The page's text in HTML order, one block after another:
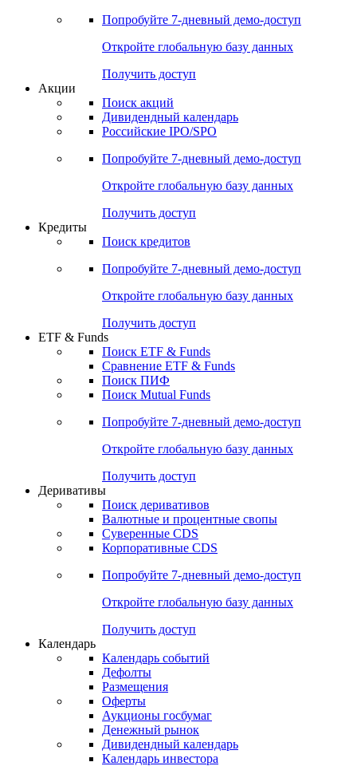
Попробуйте 7-дневный демо-доступ
Откройте глобальную базу данных
Получить доступ
Акции
Поиск акций
Дивидендный календарь
Российские IPO/SPO
Попробуйте 7-дневный демо-доступ
Откройте глобальную базу данных
Получить доступ
Кредиты
Поиск кредитов
Попробуйте 7-дневный демо-доступ
Откройте глобальную базу данных
Получить доступ
ETF & Funds
Поиск ETF & Funds
Сравнение ETF & Funds
Поиск ПИФ
Поиск Mutual Funds
Попробуйте 7-дневный демо-доступ
Откройте глобальную базу данных
Получить доступ
Деривативы
Поиск деривативов
Валютные и процентные свопы
Суверенные CDS
Корпоративные CDS
Попробуйте 7-дневный демо-доступ
Откройте глобальную базу данных
Получить доступ
Календарь
Календарь событий
Дефолты
Размещения
Оферты
Аукционы госбумаг
Денежный рынок
Дивидендный календарь
Календарь инвестора